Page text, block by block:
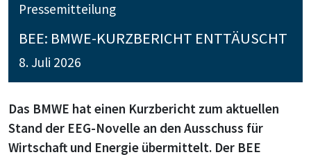
Pressemitteilung
BEE: BMWE-KURZBERICHT ENTTÄUSCHT
8. Juli 2026
Das BMWE hat einen Kurzbericht zum aktuellen
Stand der EEG-Novelle an den Ausschuss für
Wirtschaft und Energie übermittelt. Der BEE